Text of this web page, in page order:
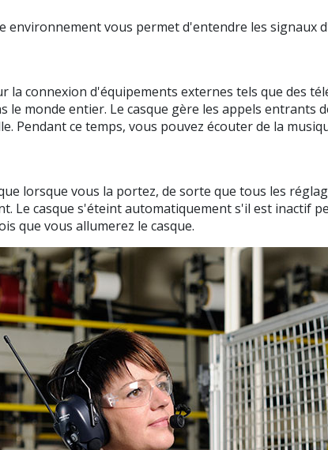
environnement vous permet d'entendre les signaux
la connexion d'équipements externes tels que des
le monde entier. Le casque gère les appels
Pendant ce temps, vous pouvez écouter de la
lorsque vous la portez, de sorte que tous les
Le casque s'éteint automatiquement s'il est inactif
que vous allumerez le casque.